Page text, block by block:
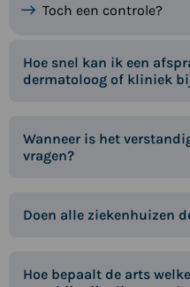
Toch een controle?
Hoe snel kan ik een
dermatoloog of kliniek
Wanneer is het
vragen?
Doen alle ziekenhuizen
Hoe bepaalt de arts